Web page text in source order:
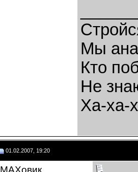
Мы
Кто
Не
Ха-ха-
01.02.2007, 19:20
МАХовик